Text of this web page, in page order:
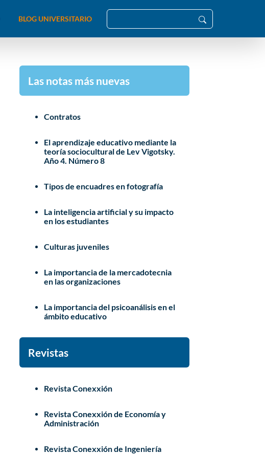
BLOG UNIVERSITARIO
Las notas más nuevas
Contratos
El aprendizaje educativo mediante la
teoría sociocultural de Lev Vigotsky.
Año 4. Número 8
Tipos de encuadres en fotografía
La inteligencia artificial y su impacto
en los estudiantes
Culturas juveniles
La importancia de la mercadotecnia
en las organizaciones
La importancia del psicoanálisis en el
ámbito educativo
Revistas
Revista Conexxión
Revista Conexxión de Economía y
Administración
Revista Conexxión de Ingeniería